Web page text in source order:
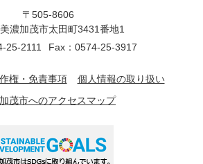
〒505-8606
濃加茂市太田町3431番地1
25-2111
Fax：0574-25-3917
権・免責事項
個人情報の取り扱い
茂市へのアクセスマップ